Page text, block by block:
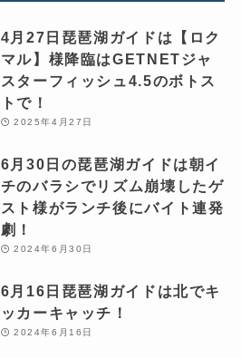
4月27日琵琶湖ガイドは【ロク
マル】様降臨はGETNETジャ
スターフィッシュ4.5のボトス
トで！
2025年4月27日
6月30日の琵琶湖ガイドは朝イ
チのバラシでリズム崩壊したゲ
スト様がランチ後にバイト連発
劇！
2024年6月30日
6月16日琵琶湖ガイドは北でキ
ッカーキャッチ！
2024年6月16日